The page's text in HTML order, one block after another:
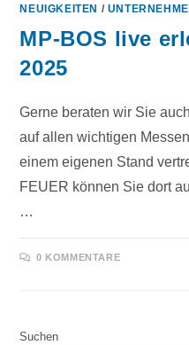
NEUIGKEITEN /
MP-BOS live
2025
Gerne beraten wir Sie
auf allen wichtigen
einem eigenen Stand
FEUER können Sie dort
…
0 KOMMENTARE
Suchen